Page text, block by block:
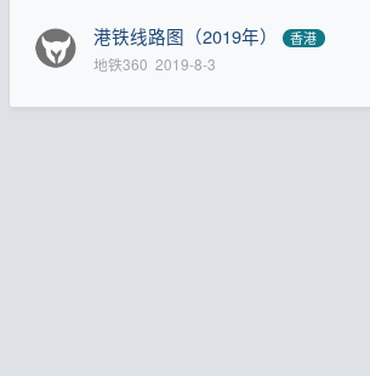
港铁线路图（2019年） 香港
地铁360 2019-8-3